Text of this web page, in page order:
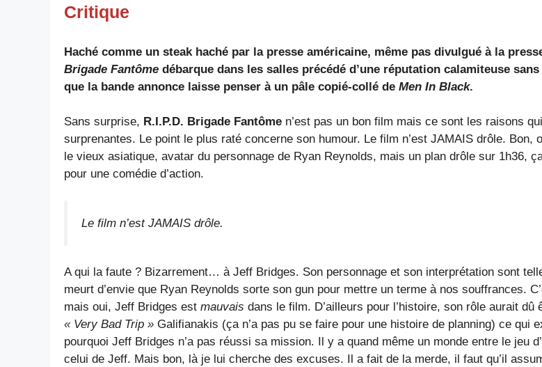
Critique
Haché comme un steak haché par la presse américaine, même pas divulgué à la
Brigade Fantôme débarque dans les salles précédé d’une réputation calamiteuse
que la bande annonce laisse penser à un pâle copié-collé de Men In Black.
Sans surprise, R.I.P.D. Brigade Fantôme n’est pas un bon film mais ce sont les raisons
surprenantes. Le point le plus raté concerne son humour. Le film n’est JAMAIS drôle. Bon,
le vieux asiatique, avatar du personnage de Ryan Reynolds, mais un plan drôle sur 1h36,
pour une comédie d’action.
Le film n’est JAMAIS drôle.
A qui la faute ? Bizarrement… à Jeff Bridges. Son personnage et son interprétation sont
meurt d’envie que Ryan Reynolds sorte son gun pour mettre un terme à nos souffrances.
mais oui, Jeff Bridges est mauvais dans le film. D’ailleurs pour l’histoire, son rôle aurait dû
« Very Bad Trip » Galifianakis (ça n’a pas pu se faire pour une histoire de planning) ce qui
pourquoi Jeff Bridges n’a pas réussi sa mission. Il y a quand même un monde entre le jeu
celui de Jeff. Mais bon, là je lui cherche des excuses. Il a fait de la merde, il faut qu’il